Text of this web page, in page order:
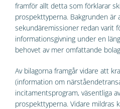
framför allt detta som förklarar
prospekttyperna. Bakgrunden
sekundäremissioner redan varit
informationsgivning under en
behovet av mer omfattande
Av bilagorna framgår vidare att
(information om
incitamentsprogram, väsentliga
prospekttyperna. Vidare mildras